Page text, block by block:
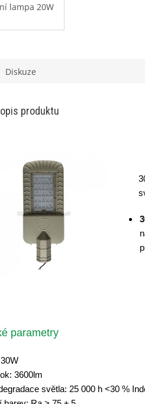
lampa 20W
Diskuze
produktu
parametry
3600lm
světla: 25 000 h <30 %